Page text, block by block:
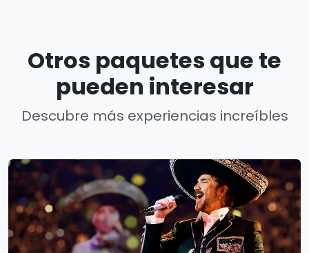
Otros paquetes que te
pueden interesar
Descubre más experiencias increíbles